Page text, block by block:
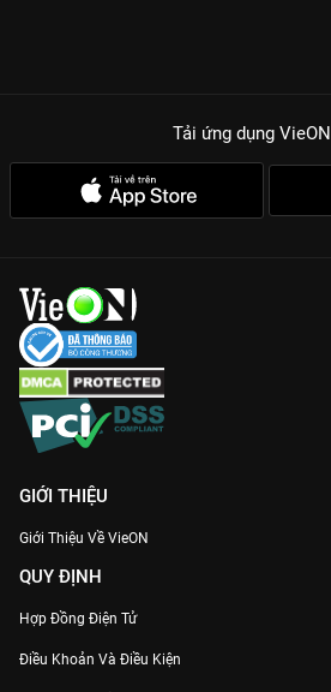
Tải ứng dụng VieON
GIỚI THIỆU
Giới Thiệu Về VieON
QUY ĐỊNH
Hợp Đồng Điện Tử
Điều Khoản Và Điều Kiện